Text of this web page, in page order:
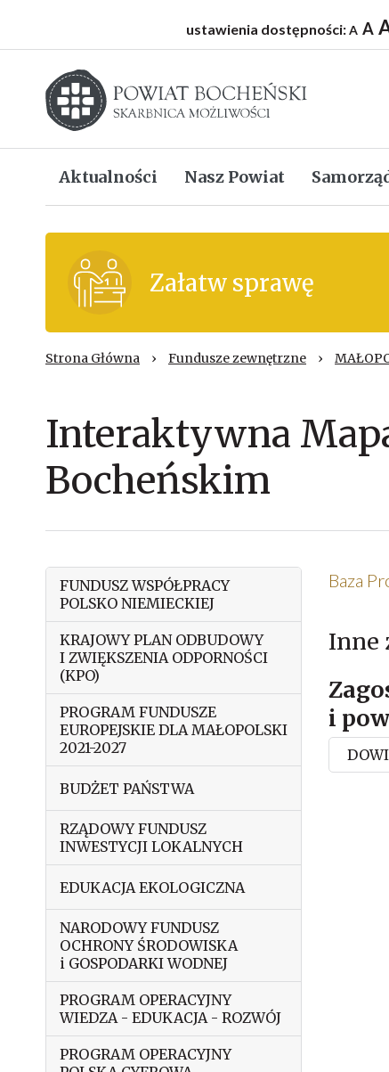
ustawienia dostępności:A A
Starostwo powiatowe w Bochni
Aktualności Nasz Powiat
Załatw sprawę
Strona Główna › Fundusze zewnętrzne ›
Interaktywna
Bocheńskim
FUNDUSZ WSPÓŁPRACY
POLSKO NIEMIECKIEJ
KRAJOWY PLAN ODBUDOWY
I ZWIĘKSZENIA ODPORNOŚCI
(KPO)
PROGRAM FUNDUSZE
EUROPEJSKIE DLA MAŁOPOLSKI
2021-2027
BUDŻET PAŃSTWA
RZĄDOWY FUNDUSZ
INWESTYCJI LOKALNYCH
EDUKACJA EKOLOGICZNA
NARODOWY FUNDUSZ
OCHRONY ŚRODOWISKA
i GOSPODARKI WODNEJ
PROGRAM OPERACYJNY
WIEDZA - EDUKACJA - ROZWÓJ
PROGRAM OPERACYJNY
Baza
Inne
i